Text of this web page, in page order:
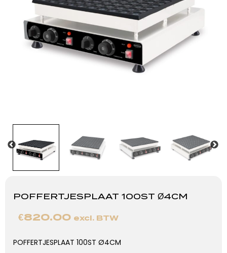
POFFERTJESPLAAT 100ST Ø4CM
€820.00 excl. BTW
POFFERTJESPLAAT 100ST Ø4CM